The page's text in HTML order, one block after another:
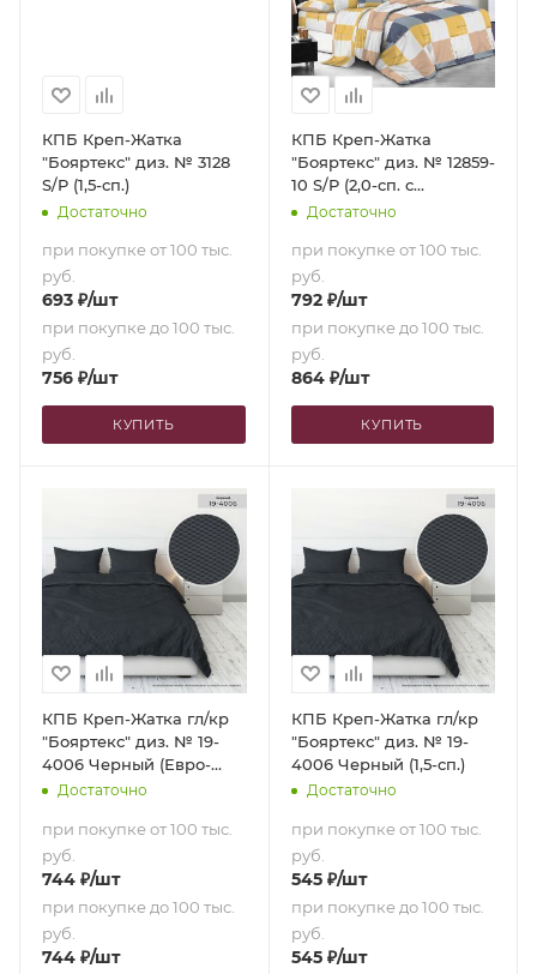
КПБ Креп-Жатка
"Бояртекс" диз. № 3128
S/P (1,5-сп.)
Достаточно
при покупке от 100 тыс.
руб.
693 ₽/шт
при покупке до 100 тыс.
руб.
756 ₽/шт
КУПИТЬ
КПБ Креп-Жатка
"Бояртекс" диз. № 12859-
10 S/P (2,0-сп. с
европростыней)
Достаточно
при покупке от 100 тыс.
руб.
792₽/шт
при покупке до 100 тыс.
руб.
864₽/шт
КУПИТЬ
КПБ Креп-Жатка гл/кр
"Бояртекс" диз. № 19-
4006 Черный (Евро-
стандарт)
Достаточно
при покупке от 100 тыс.
руб.
744 ₽/шт
при покупке до 100 тыс.
руб.
744 ₽/шт
КПБ Креп-Жатка гл/кр
"Бояртекс" диз. № 19-
4006 Черный (1,5-сп.)
Достаточно
при покупке от 100 тыс.
руб.
545₽/шт
при покупке до 100 тыс.
руб.
545₽/шт